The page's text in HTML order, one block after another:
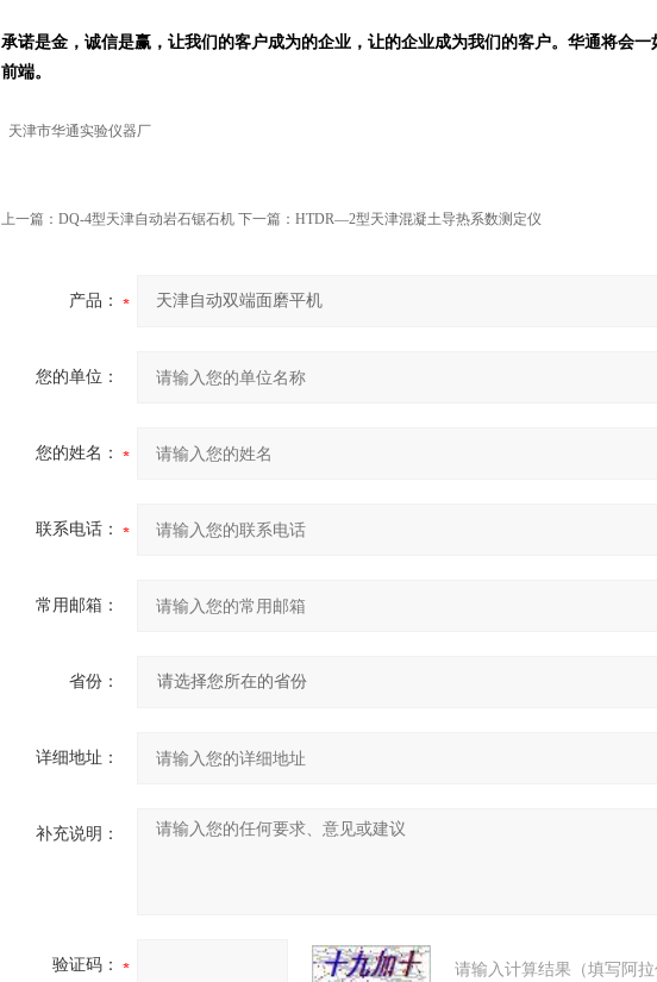
承诺是金，诚信是赢，让我们的客户成为的企业，让的企业成为我们的客户。华通将会
前端。
天津市华通实验仪器厂
上一篇： DQ-4型天津自动岩石锯石机 下一篇： HTDR—2型天津混凝土导热系数测定仪
产品：
您的单位：
您的姓名：
联系电话：
常用邮箱：
省份：
详细地址：
补充说明：
验证码： 请输入计算结果（填写阿